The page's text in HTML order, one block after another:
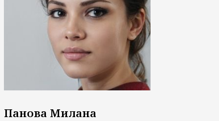
Панова Милана